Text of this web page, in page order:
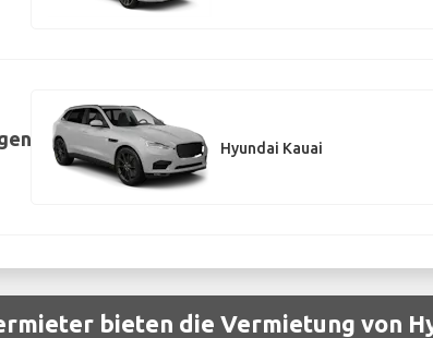
Hyundai Kauai
bieten die Vermietung von